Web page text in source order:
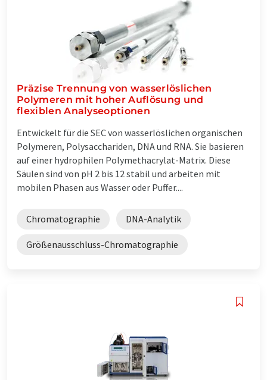
Präzise Trennung von wasserlöslichen
Polymeren mit hoher Auflösung und
flexiblen Analyseoptionen
Entwickelt für die SEC von wasserlöslichen organischen
Polymeren, Polysacchariden, DNA und RNA. Sie basieren
auf einer hydrophilen Polymethacrylat-Matrix. Diese
Säulen sind von pH 2 bis 12 stabil und arbeiten mit
mobilen Phasen aus Wasser oder Puffer....
Chromatographie DNA-Analytik
Größenausschluss-Chromatographie